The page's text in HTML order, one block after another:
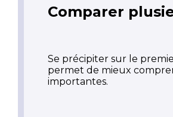
Comparer
Se précipiter sur le
permet de mieux
importantes.